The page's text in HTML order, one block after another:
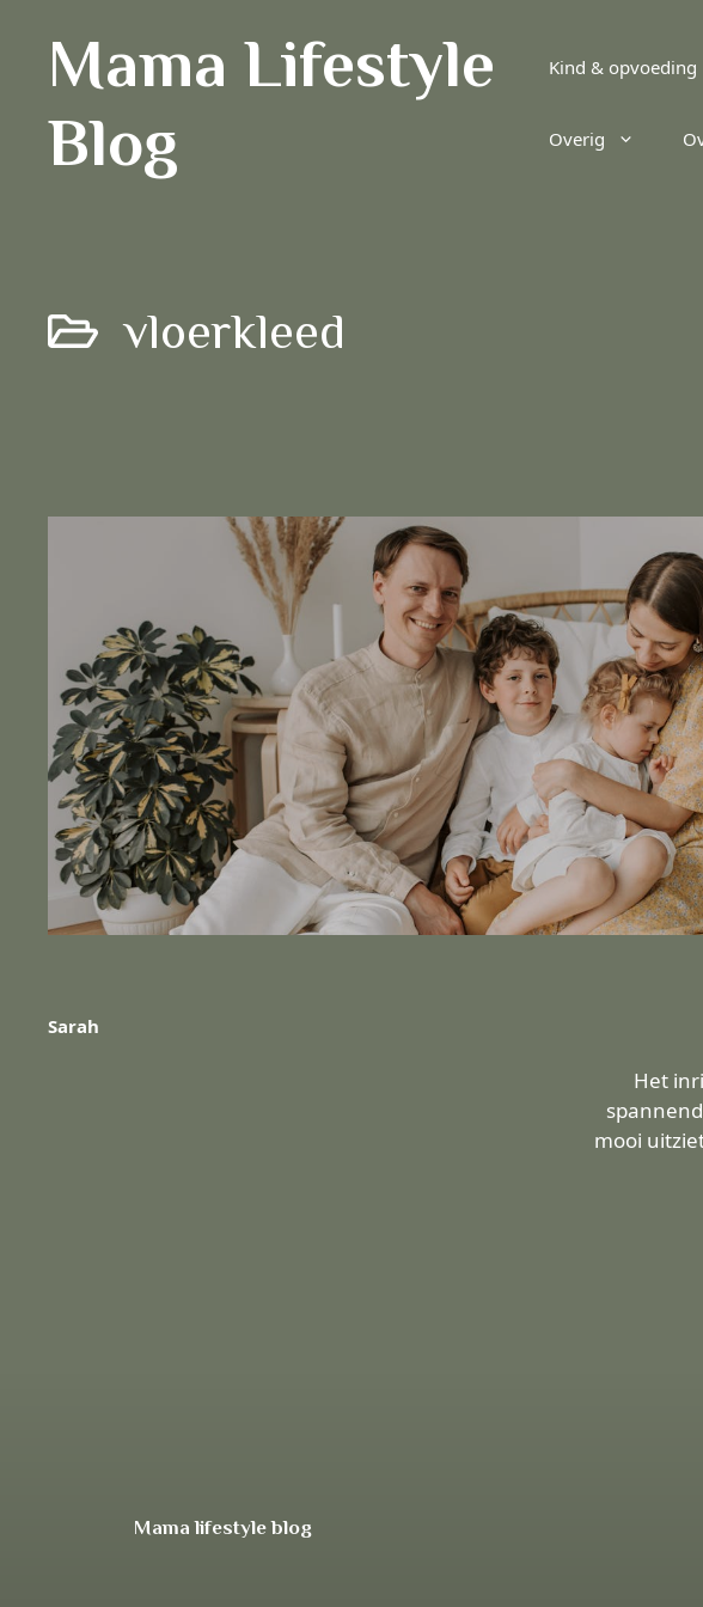
Mama Lifestyle
Blog
Kind & opvoeding
Overig
vloerkleed
Sarah
Het
mooi
Mama lifestyle blog